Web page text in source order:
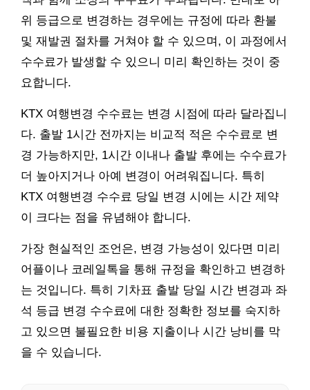
위 등급으로 변경하는 경우에는 규정에 따라 환불
및 재발권 절차를 거쳐야 할 수 있으며, 이 과정에서
수수료가 발생할 수 있으니 미리 확인하는 것이 중
요합니다.
KTX 여행변경 수수료는 변경 시점에 따라 달라집니
다. 출발 1시간 전까지는 비교적 적은 수수료로 변
경 가능하지만, 1시간 이내나 출발 후에는 수수료가
더 높아지거나 아예 변경이 어려워집니다. 특히
KTX 여행변경 수수료 당일 변경 시에는 시간 제약
이 크다는 점을 유념해야 합니다.
가장 현실적인 조언은, 변경 가능성이 있다면 미리
어플이나 코레일톡을 통해 규정을 확인하고 변경하
는 것입니다. 특히 기차표 출발 당일 시간 변경과 좌
석 등급 변경 수수료에 대한 정확한 정보를 숙지하
고 있으면 불필요한 비용 지출이나 시간 낭비를 막
을 수 있습니다.